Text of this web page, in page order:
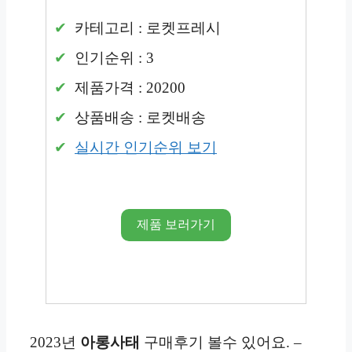
카테고리 : 로켓프레시
인기순위 : 3
제품가격 : 20200
상품배송 : 로켓배송
실시간 인기순위 보기
제품 보러가기
2023년 아롱사태 구매후기 볼수 있어요. –